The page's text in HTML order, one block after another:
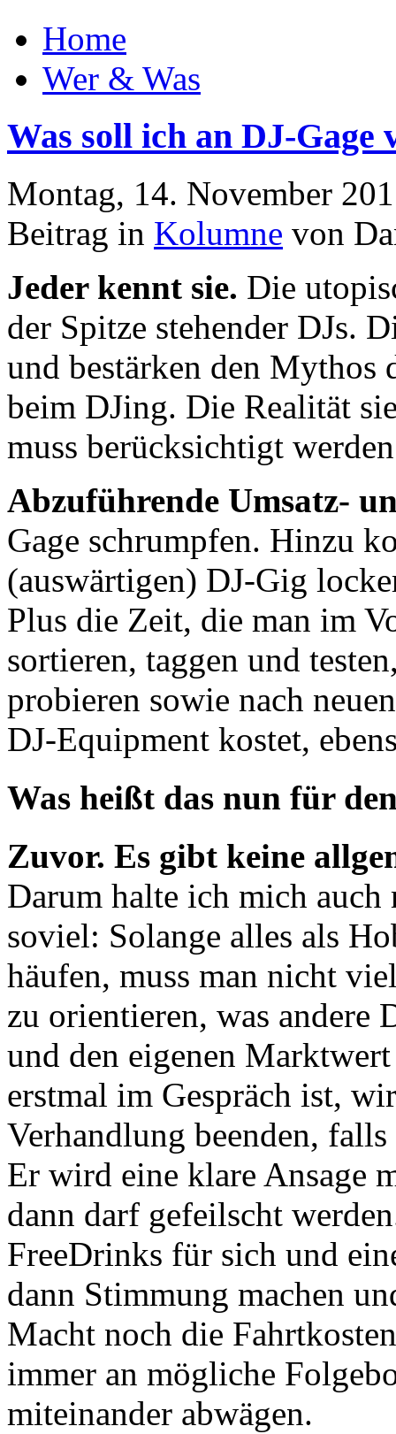
Home
Wer & Was
Was soll ich an DJ-Gage
Montag, 14. November
Beitrag in Kolumne von
Jeder kennt sie. Die
der Spitze stehender DJs.
und bestärken den Mythos
beim DJing. Die Realität
muss berücksichtigt
Abzuführende Umsatz-
Gage schrumpfen. Hinzu
(auswärtigen) DJ-Gig
Plus die Zeit, die man im
sortieren, taggen und
probieren sowie nach
DJ-Equipment kostet,
Was heißt das nun für
Zuvor. Es gibt keine
Darum halte ich mich
soviel: Solange alles als
häufen, muss man nicht
zu orientieren, was andere
und den eigenen
erstmal im Gespräch ist,
Verhandlung beenden,
Er wird eine klare Ansage
dann darf gefeilscht
FreeDrinks für sich und
dann Stimmung machen
Macht noch die
immer an mögliche
miteinander abwägen.